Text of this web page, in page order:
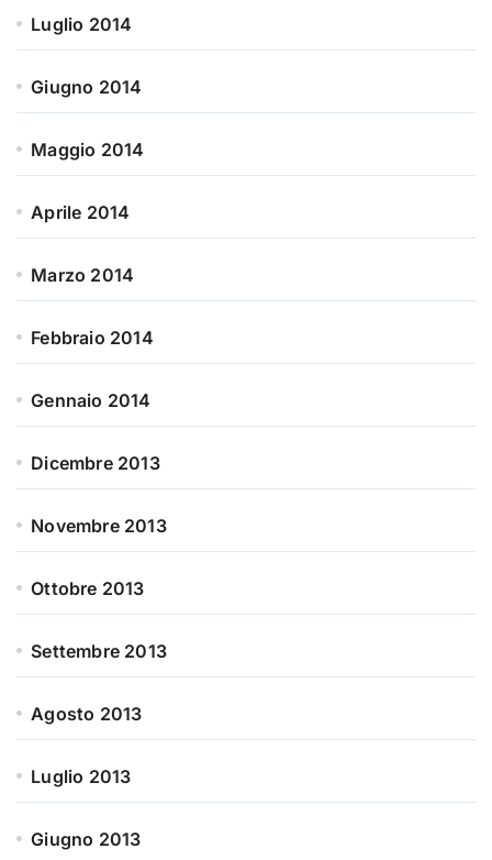
Luglio 2014
Giugno 2014
Maggio 2014
Aprile 2014
Marzo 2014
Febbraio 2014
Gennaio 2014
Dicembre 2013
Novembre 2013
Ottobre 2013
Settembre 2013
Agosto 2013
Luglio 2013
Giugno 2013